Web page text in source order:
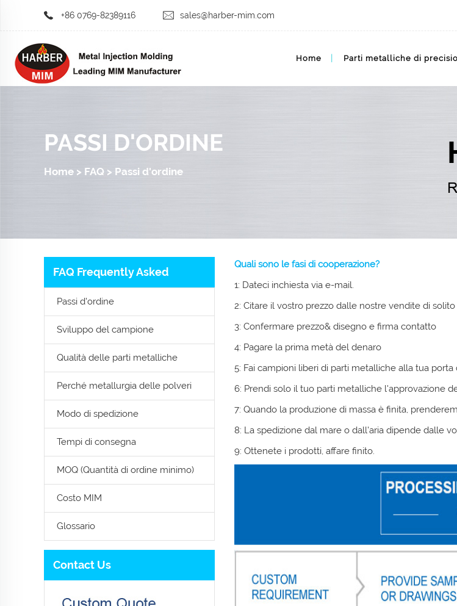
+86 0769-82389116 sales@harber-mim.com
Home Parti metalliche di
PASSI D'ORDINE
Home > FAQ > Passi d'ordine
FAQ Frequently Asked
Passi d'ordine
Sviluppo del campione
Qualità delle parti metalliche
Perché metallurgia delle polveri
Modo di spedizione
Tempi di consegna
MOQ (Quantità di ordine minimo)
Costo MIM
Glossario
Contact Us
Quali sono le fasi di cooperazione?
1: Dateci inchiesta via e-mail.
2: Citare il vostro prezzo dalle nostre vendite di
3: Confermare prezzo& disegno e firma contatto
4: Pagare la prima metà del denaro
5: Fai campioni liberi di parti metalliche alla tua
6: Prendi solo il tuo parti metalliche l'approvazione
7: Quando la produzione di massa è finita,
8: La spedizione dal mare o dall'aria dipende dalle
9: Ottenete i prodotti, affare finito.